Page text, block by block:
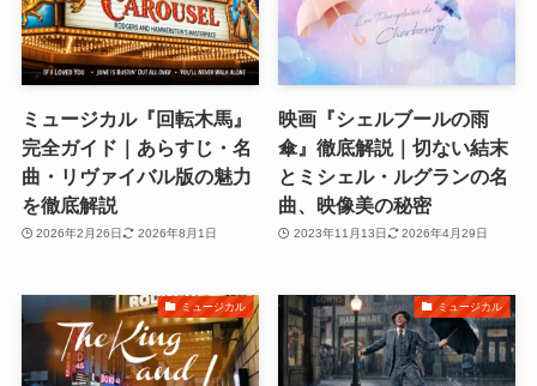
ミュージカル『回転木馬』
完全ガイド｜あらすじ・名
曲・リヴァイバル版の魅力
を徹底解説
2026年2月26日 2026年8月1日
映画『シェルブールの雨
傘』徹底解説｜切ない結末
とミシェル・ルグランの名
曲、映像美の秘密
2023年11月13日 2026年4月29日
ミュージカル ミュージカル